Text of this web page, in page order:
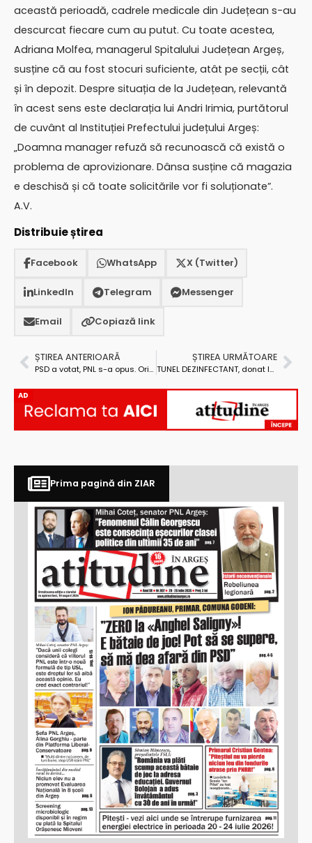
această perioadă, cadrele medicale din Județean s-au
descurcat fiecare cum au putut. Cu toate acestea,
Adriana Molfea, managerul Spitalului Județean Argeș,
susține că au fost stocuri suficiente, atât pe secții, cât
și în depozit. Despre situația de la Județean, relevantă
în acest sens este declarația lui Andri Irimia, purtătorul
de cuvânt al Instituției Prefectului județului Argeș:
„Doamna manager refuză să recunoască că există o
problema de aprovizionare. Dânsa susține că magazia
e deschisă și că toate solicitările vor fi soluționate”.
A.V.
Distribuie știrea
Facebook WhatsApp X (Twitter)
LinkedIn Telegram Messenger
Email Copiază link
ȘTIREA ANTERIOARĂ
PSD a votat, PNL s-a opus. Orice proceduri de executare silită, urmărirea silită, popririle de orice fel… se suspendă până în decembrie 2020
ȘTIREA URMĂTOARE
TUNEL DEZINFECTANT, donat la Spitalul Județean de Urgență Pitești!
AD
Prima pagină din ZIAR